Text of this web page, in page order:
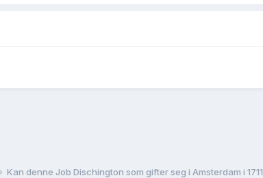
Kan denne Job Dischington som gifter seg i Amsterdam i